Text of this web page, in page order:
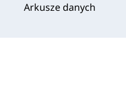
Arkusze danych